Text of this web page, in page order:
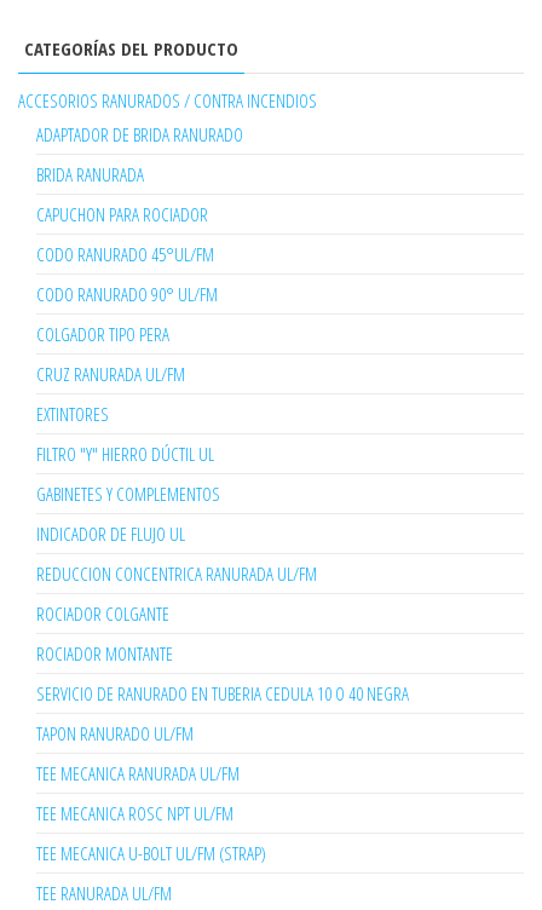
CATEGORÍAS DEL PRODUCTO
ACCESORIOS RANURADOS / CONTRA INCENDIOS
ADAPTADOR DE BRIDA RANURADO
BRIDA RANURADA
CAPUCHON PARA ROCIADOR
CODO RANURADO 45°UL/FM
CODO RANURADO 90° UL/FM
COLGADOR TIPO PERA
CRUZ RANURADA UL/FM
EXTINTORES
FILTRO "Y" HIERRO DÚCTIL UL
GABINETES Y COMPLEMENTOS
INDICADOR DE FLUJO UL
REDUCCION CONCENTRICA RANURADA UL/FM
ROCIADOR COLGANTE
ROCIADOR MONTANTE
SERVICIO DE RANURADO EN TUBERIA CEDULA 10 O 40 NEGRA
TAPON RANURADO UL/FM
TEE MECANICA RANURADA UL/FM
TEE MECANICA ROSC NPT UL/FM
TEE MECANICA U-BOLT UL/FM (STRAP)
TEE RANURADA UL/FM